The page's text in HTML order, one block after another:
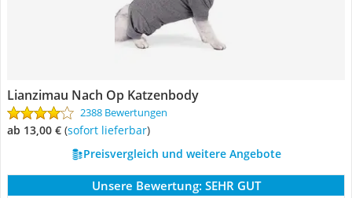
Lianzimau Nach Op Katzenbody
2388 Bewertungen
ab 13,00 € ( Sofort lieferbar)
Preisvergleich und weitere Angebote
Unsere Bewertung: SEHR GUT